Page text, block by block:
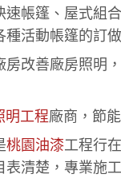
速帳篷、屋式組
種活動帳篷的訂
房改善廠房照明，
明工程廠商，節
桃園油漆工程行
表清楚，專業施工